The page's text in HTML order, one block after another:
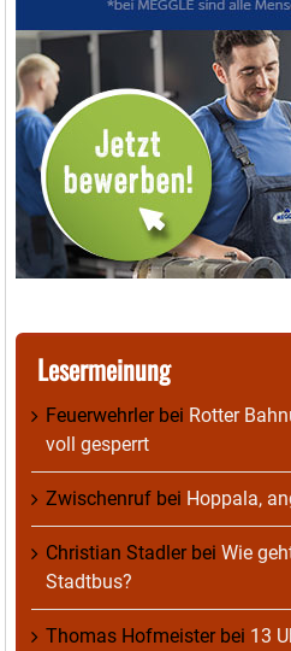
Lesermeinung
Feuerwehrlerbei Rotter
voll gesperrt
Zwischenruf bei Hoppala,
Christian Stadlerbei Wie
Stadtbus?
Thomas Hofmeisterbei 13